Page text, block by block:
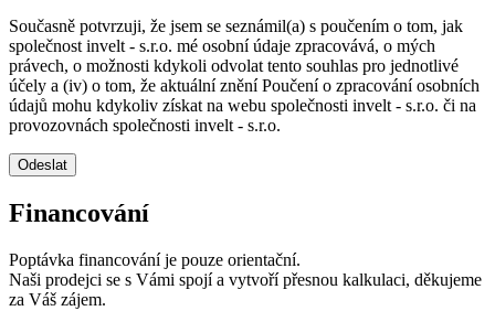
Současně potvrzuji, že jsem se seznámil(a) s poučením o tom, jak
společnost invelt - s.r.o. mé osobní údaje zpracovává, o mých
právech, o možnosti kdykoli odvolat tento souhlas pro jednotlivé
účely a (iv) o tom, že aktuální znění Poučení o zpracování osobních
údajů mohu kdykoliv získat na webu společnosti invelt - s.r.o. či na
provozovnách společnosti invelt - s.r.o.
Odeslat
Financování
Poptávka financování je pouze orientační.
Naši prodejci se s Vámi spojí a vytvoří přesnou kalkulaci, děkujeme
za Váš zájem.